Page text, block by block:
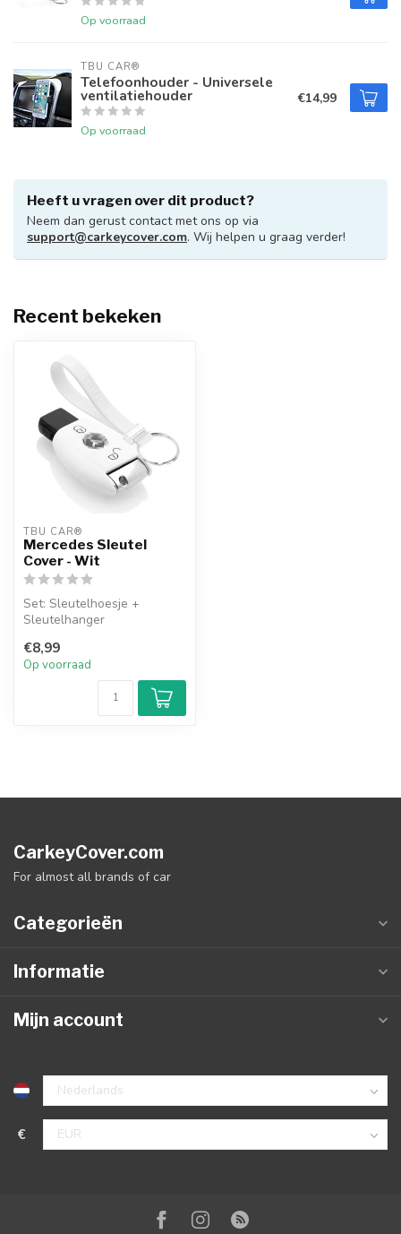
Op voorraad
TBU CAR®
Telefoonhouder - Universele
ventilatiehouder
Op voorraad
€14,99
Heeft u vragen over dit product?
Neem dan gerust contact met ons op via
support@carkeycover.com. Wij helpen u graag verder!
Recent bekeken
TBU CAR®
Mercedes Sleutel
Cover - Wit
Set: Sleutelhoesje +
Sleutelhanger
€8,99
Op voorraad
CarkeyCover.com
For almost all brands of car
Categorieën
Informatie
Mijn account
€